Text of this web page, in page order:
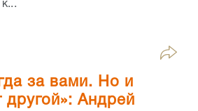
за вами. Но и
другой»: Андрей